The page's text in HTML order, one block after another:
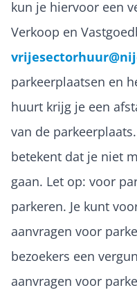
kun je hiervoor een
Verkoop en
parkeerplaatsen en
huurt krijg je een
van de
betekent dat je niet
gaan. Let op: voor
parkeren. Je kunt
aanvragen voor
bezoekers een
aanvragen voor